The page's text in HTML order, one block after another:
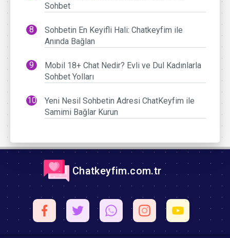
Sohbet
Sohbetin En Keyifli Hali: Chatkeyfim ile
Anında Bağlan
Mobil 18+ Chat Nedir? Evli ve Dul Kadınlarla
Sohbet Yolları
Yeni Nesil Sohbetin Adresi ChatKeyfim ile
Samimi Bağlar Kurun
Chatkeyfim.com.tr